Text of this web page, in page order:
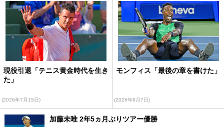
現役引退「テニス黄金時代を生き
た」
(2026年7月15日)
モンフィス「最後の章を書けた」
(2026年8月7日)
加藤未唯 2年5ヵ月ぶりツアー優勝